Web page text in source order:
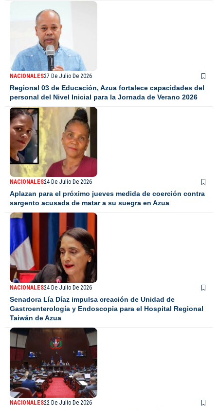
NACIONALES27 De Julio De 2026
Regional 03 de Educación, Azua fortalece capacidades del
personal del Nivel Inicial para la Jornada de Verano 2026
NACIONALES24 De Julio De 2026
Aplazan para el próximo jueves medida de coerción contra
sargento acusada de matar a su suegra en Azua
NACIONALES24 De Julio De 2026
Senadora Lía Díaz impulsa creación de Unidad de
Gastroenterología y Endoscopia para el Hospital Regional
Taiwán de Azua
NACIONALES22 De Julio De 2026